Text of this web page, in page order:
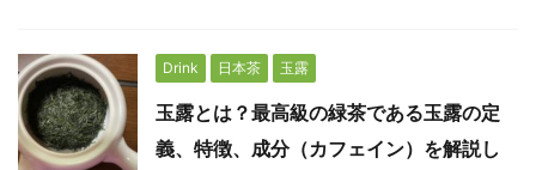
Drink 日本茶 玉露
玉露とは？最高級の緑茶である玉露の定
義、特徴、成分（カフェイン）を解説し